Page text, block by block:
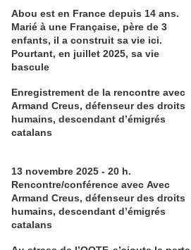
Abou est en France depuis 14 ans.
Marié à une Française, père de 3
enfants, il a construit sa vie ici.
Pourtant, en juillet 2025, sa vie
bascule
Enregistrement de la rencontre avec
Armand Creus, défenseur des droits
humains, descendant d’émigrés
catalans
13 novembre 2025 - 20 h.
Rencontre/conférence avec Avec
Armand Creus, défenseur des droits
humains, descendant d’émigrés
catalans